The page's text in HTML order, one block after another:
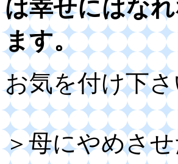
は幸せにはな
ます。
お気を付け下
＞母にやめさ